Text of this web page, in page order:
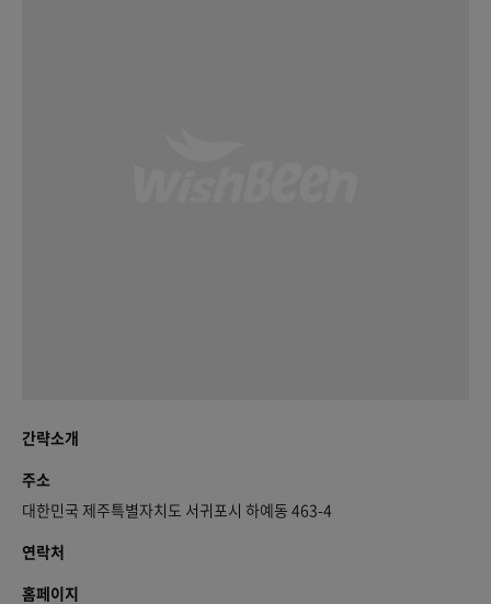
간략소개
주소
대한민국 제주특별자치도 서귀포시 하예동 463-4
연락처
홈페이지